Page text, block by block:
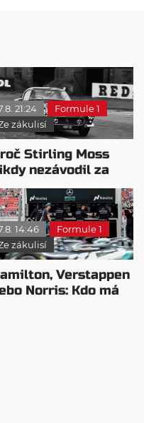
21:24
Formule 1
zákulisí
Stirling Moss
nezávodil za
14:46
Formule 1
zákulisí
Verstappen
Norris: Kdo má